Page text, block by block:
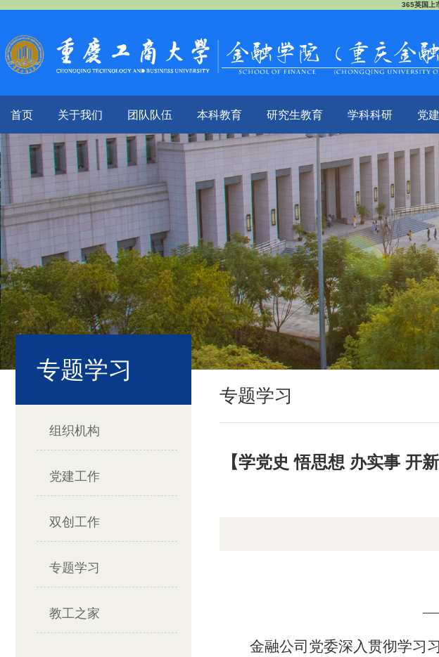
365英国上
首页 关于我们 团队队伍 本科教育 研究生教育 学科科研 党
专题学习
组织机构
党建工作
双创工作
专题学习
教工之家
专题学习
【学党史 悟思想 办实事 开
金融公司党委深入贯彻学习